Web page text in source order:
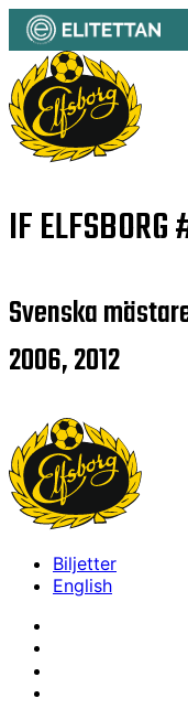
IF ELFSBORG
Svenska
2006, 2012
Biljetter
English